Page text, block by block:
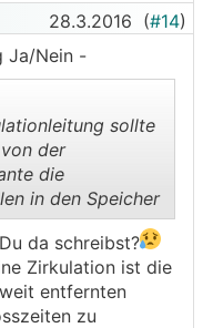
28.3.2016 (#14)
Ja/Nein -
sollte
der
die
in den Speicher
da schreibst?
Zirkulation ist die
entfernten
zu